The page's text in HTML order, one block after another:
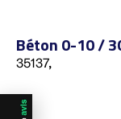
Béton 0-10 /
35137,